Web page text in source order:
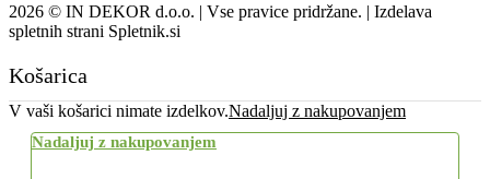
2026 © IN DEKOR d.o.o. | Vse pravice pridržane. | Izdelava
spletnih strani Spletnik.si
Košarica
V vaši košarici nimate izdelkov.Nadaljuj z nakupovanjem
Nadaljuj z nakupovanjem